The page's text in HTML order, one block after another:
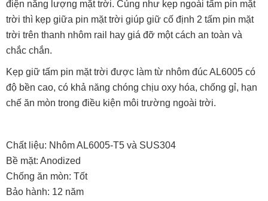
điện năng lượng mặt trời. Củng như kẹp ngoài tấm pin mặt
trời thì kẹp giữa pin mặt trời giúp giữ cố định 2 tấm pin mặt
trời trên thanh nhôm rail hay giá đỡ một cách an toàn và
chắc chắn.
Kẹp giữ tấm pin mặt trời được làm từ nhôm đúc AL6005 có
độ bền cao, có khả năng chóng chịu oxy hóa, chống gỉ, hạn
chế ăn mòn trong điều kiện môi trường ngoài trời.
Chất liệu: Nhôm AL6005-T5 và SUS304
Bề mặt: Anodized
Chống ăn mòn: Tốt
Bảo hành: 12 năm